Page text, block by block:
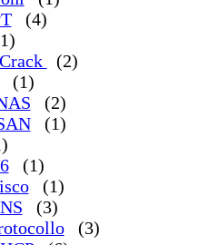
(4)
(2)
(1)
(2)
(1)
(1)
(1)
(3)
(3)